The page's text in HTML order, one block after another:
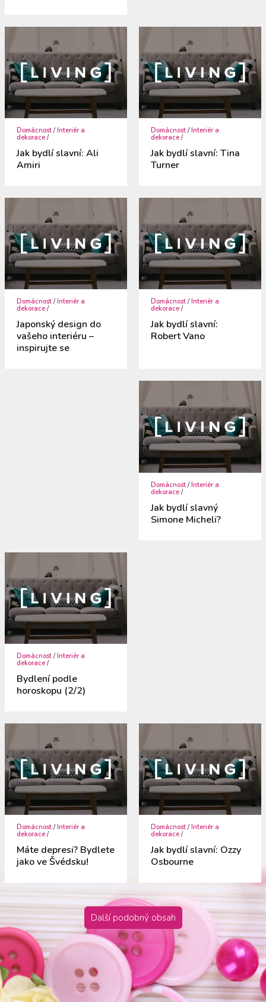
Domácnost /Interiér a
dekorace /
Jak bydlí slavní: Ali
Amiri
Domácnost /Interiér a
dekorace /
Jak bydlí slavní: Tina
Turner
Domácnost /Interiér a
dekorace /
Japonský design do
vašeho interiéru –
inspirujte se
Domácnost /Interiér a
dekorace /
Jak bydlí slavní:
Robert Vano
Domácnost /Interiér a
dekorace /
Jak bydlí slavný
Simone Micheli?
Domácnost / Interiér a
dekorace /
Bydlení podle
horoskopu (2/2)
Domácnost /Interiér a
dekorace /
Máte depresi? Bydlete
jako ve Švédsku!
Domácnost /Interiér a
dekorace /
Jak bydlí slavní: Ozzy
Osbourne
Další podobný obsah